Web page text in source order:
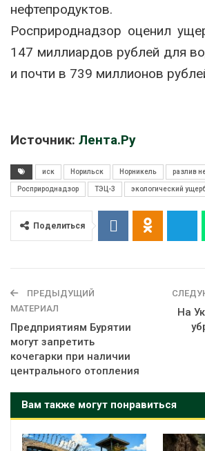
нефтепродуктов.
Росприроднадзор оценил
147 миллиардов рублей для
и почти в 739 миллионов
Источник: Лента.Ру
иск Норильск Норникель разлив
Росприроднадзор ТЭЦ-3 экологический
Поделиться
ПРЕДЫДУЩИЙ
МАТЕРИАЛ
Предприятиям Бурятии
могут запретить
кочегарки при наличии
центрального отопления
На
Вам также могут понравиться